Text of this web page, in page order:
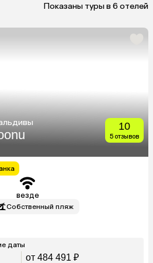
Показаны туры в 6 отелей
10
5 отзывов
везде
Собственный пляж
даты
от 484 491 ₽